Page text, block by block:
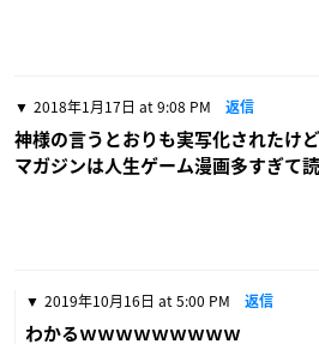
2018年1月17日 at 9:08 PM 返信
神様の言うとおりも実写化されたけ
マガジンは人生ゲーム漫画多すぎて
2019年10月16日 at 5:00 PM 返信
わかるｗｗｗｗｗｗｗｗｗ